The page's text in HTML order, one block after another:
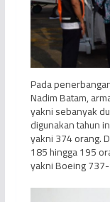
Pada
Nadim Batam,
yakni sebanyak
digunakan tahun
yakni 374 orang.
185 hingga 195
yakni Boeing